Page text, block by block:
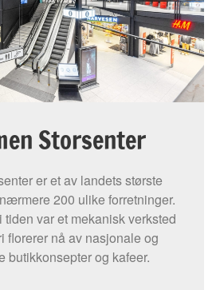
Storsenter
er et av landets største
200 ulike forretninger.
tiden var et mekanisk verksted
florerer nå av nasjonale og
butikkonsepter og kafeer.